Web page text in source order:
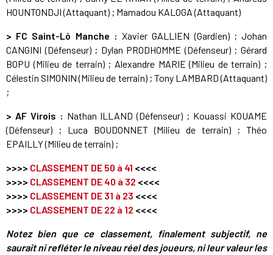
HOUNTONDJI (Attaquant) ; Mamadou KALOGA (Attaquant)
> FC Saint-Lô Manche :Xavier GALLIEN (Gardien) ; Johan
CANGINI (Défenseur) ; Dylan PRODHOMME (Défenseur) ; Gérard
BOPU (Milieu de terrain) ; Alexandre MARIE (Milieu de terrain) ;
Célestin SIMONIN (Milieu de terrain) ; Tony LAMBARD (Attaquant)
;
> AF Virois : Nathan ILLAND (Défenseur) ; Kouassi KOUAME
(Défenseur) ; Luca BOUDONNET (Milieu de terrain) ; Théo
EPAILLY (Milieu de terrain) ;
>>>> CLASSEMENT DE 50 à 41 <<<<
>>>> CLASSEMENT DE 40 à 32 <<<<
>>>> CLASSEMENT DE 31 à 23 <<<<
>>>> CLASSEMENT DE 22 à 12 <<<<
Notez bien que ce classement, finalement subjectif, ne
saurait ni refléter le niveau réel des joueurs, ni leur valeur les